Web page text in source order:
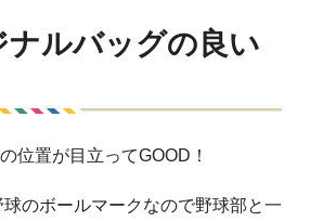
ナルバッグの良い
位置が目立ってGOOD！
球のボールマークなので野球部と一